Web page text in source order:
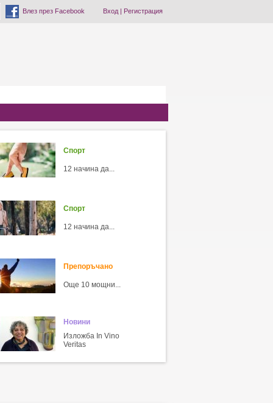
Влез през Facebook Вход| Регистрация
Спорт
12 начина да...
Спорт
12 начина да...
Препоръчано
Още 10 мощни...
Новини
Изложба In Vino
Veritas